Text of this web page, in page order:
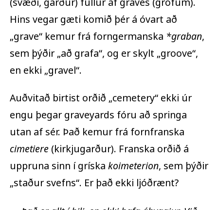
Hins vegar gæti komið þér á óvart að
„grave“ kemur frá forngermanska *graban,
sem þýðir „að grafa“, og er skylt „groove“,
en ekki „gravel“.
Auðvitað birtist orðið „cemetery“ ekki úr
engu þegargraveyards fóru að springa
utan af sér. Það kemur frá fornfranska
cimetiere (kirkjugarður). Franska orðið á
uppruna sinn í gríska koimeterion, sem þýðir
„staður svefns“. Er það ekki ljóðrænt?